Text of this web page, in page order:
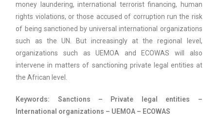
money laundering, international terrorist financing, human
rights violations, or those accused of corruption run the risk
of being sanctioned by universal international organizations
such as the UN. But increasingly at the regional level,
organizations such as UEMOA and ECOWAS will also
intervene in matters of sanctioning private legal entities at
the African level.
Keywords: Sanctions – Private legal entities –
International organizations – UEMOA – ECOWAS